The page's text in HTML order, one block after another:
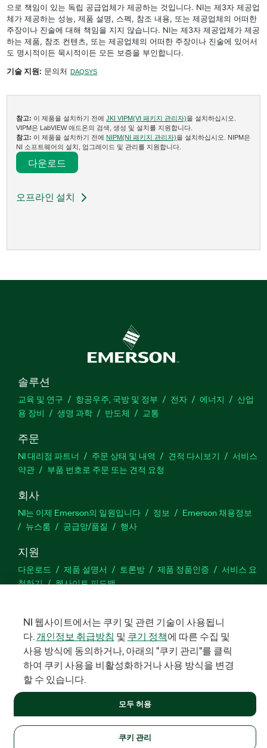
으로 책임이 있는 독립 공급업체가 제공하는 것입니다. NI는 제3자 제공업
체가 제공하는 성능, 제품 설명, 스펙, 참조 내용, 또는 제공업체의 어떠한
주장이나 진술에 대해 책임을 지지 않습니다. NI는 제3자 제공업체가 제공
하는 제품, 참조 컨텐츠, 또는 제공업체의 어떠한 주장이나 진술에 있어서
도 명시적이든 묵시적이든 모든 보증을 부인합니다.
기술 지원: 문의처 DAQSYS
참고: 이 제품을 설치하기 전에JKI VIPM(VI 패키지 관리자)을 설치하십시오.
VIPM은 LabVIEW 애드온의 검색, 생성 및 설치를 지원합니다.
참고: 이 제품을 설치하기 전에 NIPM(NI 패키지 관리자)을 설치하십시오. NIPM은
NI 소프트웨어의 설치, 업그레이드 및 관리를 지원합니다.
다운로드​
오프라인 설치
솔루션
교육 및 연구 항공우주, 국방 및 정부 전자 에너지
산업
용 장비
생명 과학 반도체 교통
주문
NI 대리점 파트너 주문 상태 및 내역 견적 다시보기
서비스
약관
부품 번호로 주문 또는 견적 요청
회사
NI는 이제 Emerson의 일원입니다 정보
Emerson 채용정보
뉴스룸
공급망/품질 행사
지원
다운로드 제품 설명서 토론방 제품 정품인증
서비스 요
청하기
웹사이트 피드백
Facebook
TwitterLinkedIn
법적정보|IMPRINT|개인정보 취급방침|쿠키 관리
©NATIONAL INSTRUMENTS CORP. 판권 소유. 한국내쇼날인스트루먼
트㈜ | 주소: 서울특별시 영등포구 여의대로 108, 36층 (여의도동,
파크원 타워1) | 대표자: 수리후앗, 페드로와이안드라데 | 사업자 등
록번호: 214-81-91583 | 대표전화: 02-3451-3400
NI 웹사이트에서는 쿠키 및 관련 기술이 사용됩니
다. 개인정보 취급방침 및 쿠기 정책에 따른 수집 및
사용 방식에 동의하거나, 아래의 "쿠키 관리"를 클릭
하여 쿠키 사용을 비활성화하거나 사용 방식을 변경
할 수 있습니다.
쿠키 관리
모두 허용